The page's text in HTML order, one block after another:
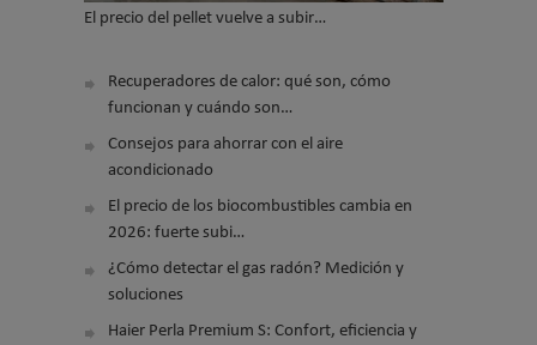
El precio del pellet vuelve a subir…
Recuperadores de calor: qué son, cómo
funcionan y cuándo son…
Consejos para ahorrar con el aire
acondicionado
El precio de los biocombustibles cambia en
2026: fuerte subi…
¿Cómo detectar el gas radón? Medición y
soluciones
Haier Perla Premium S: Confort, eficiencia y